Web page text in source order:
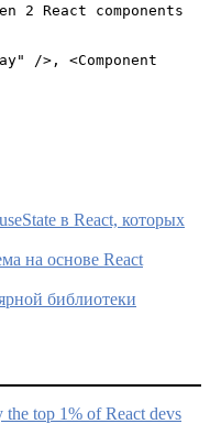
2 React components
/>, <Component
в React, которых
на основе React
библиотеки
the top 1% of React devs